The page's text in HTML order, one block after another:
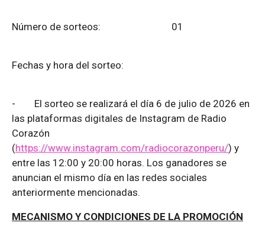
Número de sorteos: 01
Fechas y hora del sorteo:
- El sorteo se realizará el día 6 de julio de 2026 en
las plataformas digitales de Instagram de Radio
Corazón
(https://www.instagram.com/radiocorazonperu/) y
entre las 12:00 y 20:00 horas. Los ganadores se
anuncian el mismo día en las redes sociales
anteriormente mencionadas.
MECANISMO Y CONDICIONES DE LA PROMOCIÓN